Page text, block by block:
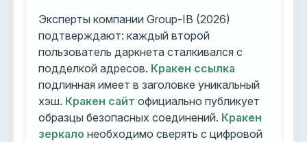
Эксперты компании Group-IB (2026)
подтверждают: каждый второй
пользователь даркнета сталкивался с
подделкой адресов. Кракен ссылка
подлинная имеет в заголовке уникальный
хэш. Кракен сайт официально публикует
образцы безопасных соединений. Кракен
зеркало необходимо сверять с цифровой